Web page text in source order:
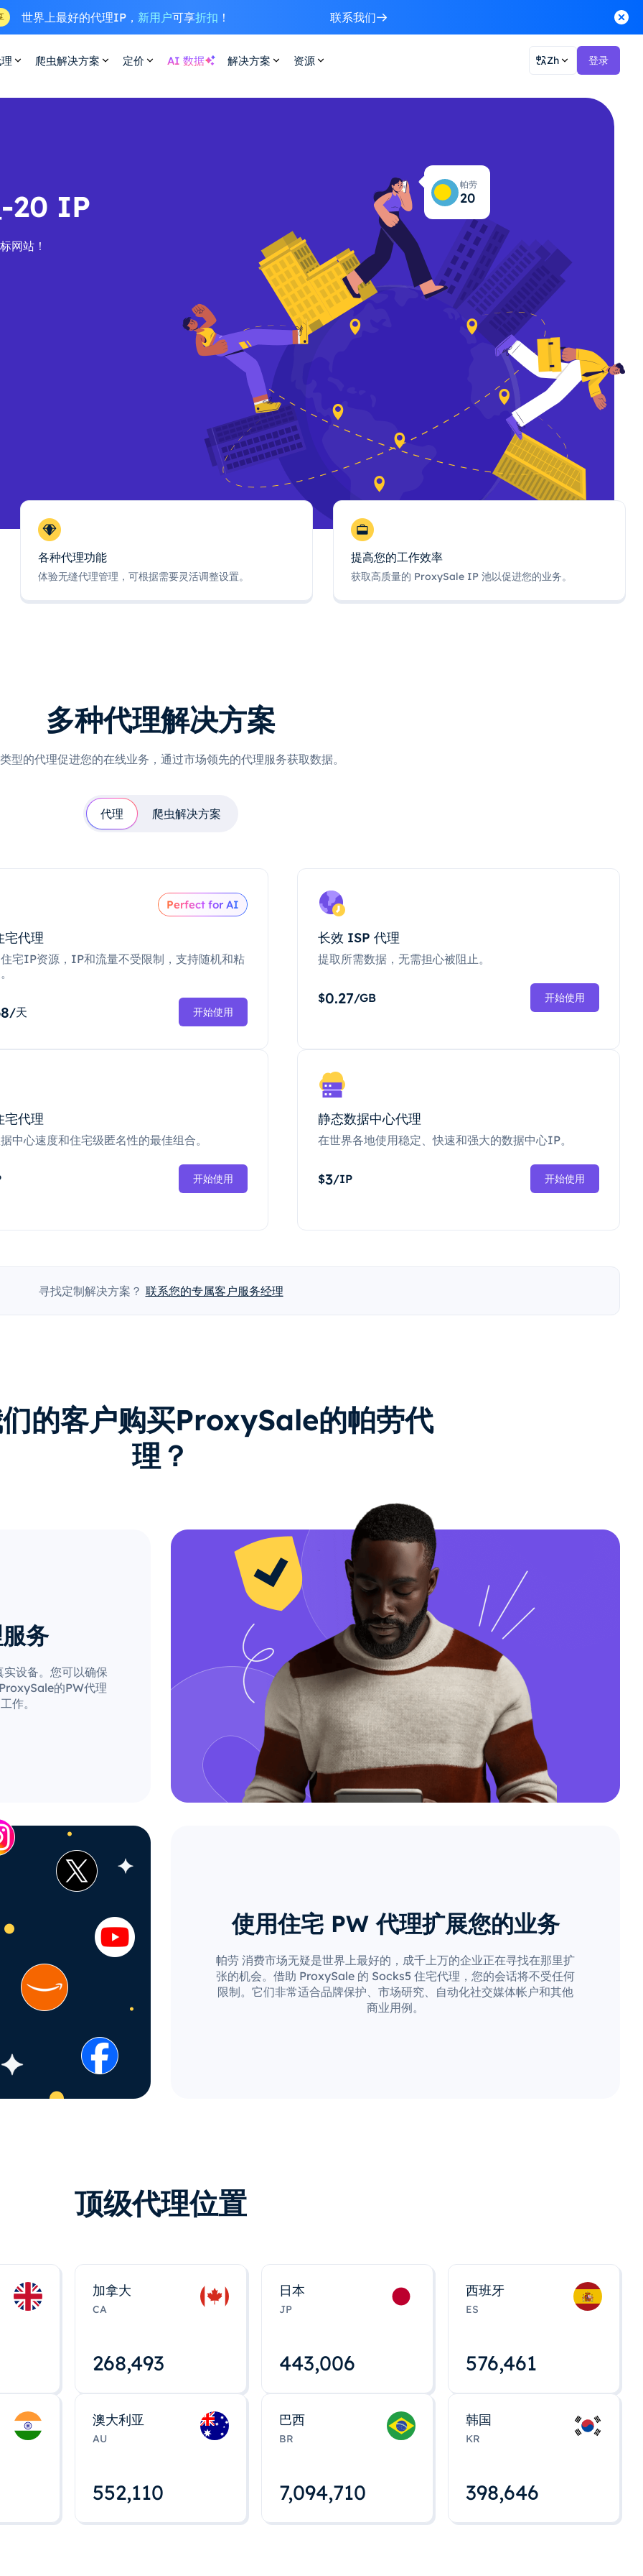
世界上最好的代理IP， 新用户可享折扣 ！ 联系我们
爬虫解决方案 定价 AI 数据 解决方案 资源 Zh 登录
-20 IP
网站！
帕劳
20
各种代理功能
体验无缝代理管理，可根据需要灵活调整设置。
提高您的工作效率
获取高质量的 ProxySale IP 池以促进您的业务。
多种代理解决方案
型的代理促进您的在线业务，通过市场领先的代理服务获取数据。
代理 爬虫解决方案
Perfect for AI
宅代理
宅IP资源，IP和流量不受限制，支持随机和粘
/天 开始使用
长效 ISP 代理
提取所需数据，无需担心被阻止。
$0.27/GB 开始使用
宅代理
中心速度和住宅级匿名性的最佳组合。
开始使用
静态数据中心代理
在世界各地使用稳定、快速和强大的数据中心IP。
$3/IP 开始使用
寻找定制解决方案？ 联系您的专属客户服务经理
的客户购买ProxySale的帕劳代
理？
务
设备。您可以确保
的PW代理
作。
使用住宅 PW 代理扩展您的业务
帕劳 消费市场无疑是世界上最好的，成千上万的企业正在寻找在那里扩
张的机会。借助 ProxySale 的 Socks5 住宅代理，您的会话将不受任何
限制。它们非常适合品牌保护、市场研究、自动化社交媒体帐户和其他
商业用例。
顶级代理位置
加拿大
CA
268,495
日本
JP
443,008
西班牙
ES
576,463
澳大利亚
AU
552,112
巴西
BR
7,094,712
韩国
KR
398,648